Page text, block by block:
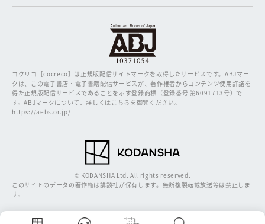
コクリコ［cocreco］は正規版配信サイトマークを取得したサービスです。ABJマー
クは、この電子書店・電子書籍配信サービスが、著作権者からコンテンツ使用許諾を
得た正規版配信サービスであることを示す登録商標（登録番号 第6091713号）で
す。ABJマークについて、詳しくはこちらを御覧ください。
https://aebs.or.jp/
© KODANSHA Ltd. All rights reserved.
このサイトのデータの著作権は講談社が保有します。無断複製転載放送等は禁止しま
す。